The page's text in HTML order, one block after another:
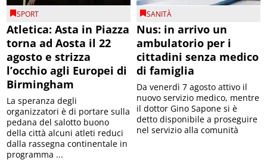
SPORT
Atletica: Asta in Piazza
torna ad Aosta il 22
agosto e strizza
l’occhio agli Europei di
Birmingham
La speranza degli
organizzatori è di portare sulla
pedana del salotto buono
della città alcuni atleti reduci
dalla rassegna continentale in
programma ...
SANITÀ
Nus: in arrivo un
ambulatorio per i
cittadini senza medico
di famiglia
Da venerdì 7 agosto attivo il
nuovo servizio medico, mentre
il dottor Gino Sapone si è
detto disponibile a proseguire
nel servizio alla comunità